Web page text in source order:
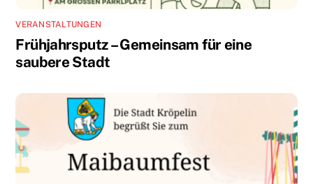
VERANSTALTUNGEN
Frühjahrsputz – Gemeinsam für eine
saubere Stadt